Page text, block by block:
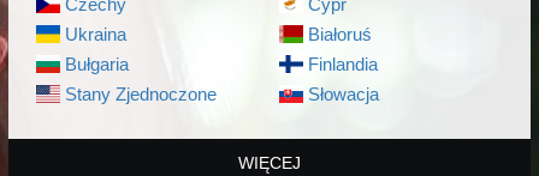
Czechy
Ukraina
Bułgaria
Stany Zjednoczone
Cypr
Białoruś
Finlandia
Słowacja
WIĘCEJ